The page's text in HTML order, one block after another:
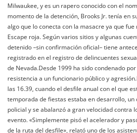
Milwaukee, y es un rapero conocido con el
momento de la detención, Brooks Jr. tenía en
algo que lo conecta con la masacre ya que
Escape roja. Según varios sitios y algunas
detenido –sin confirmación oficial– tiene
registrado en el registro de delincuentes
de Nevada.Desde 1999 ha sido condenado
resistencia a un funcionario público y
las 16.39, cuando el desfile anual con el que
temporada de fiestas estaba en desarrollo, un
policial y se abalanzó a gran velocidad contra
evento. «Simplemente pisó el acelerador y
de la ruta del desfile», relató uno de los